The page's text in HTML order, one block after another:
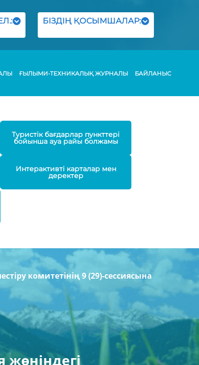
БІЗДІҢ ҚОСЫМШАЛАР:
ҒЫЛЫМИ-ТЕХНИКАЛЫҚ ЖУРНАЛЫ БАЙЛАНЫС
Туристік бағдарлар пункттері
бойынша ауа райы болжамы
Интерактивті карталар мен
деректер
комитетінің 9 (29)-сессиясына